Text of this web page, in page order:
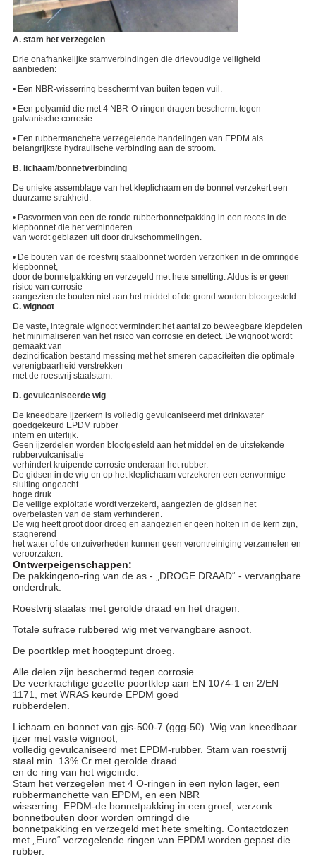
A. stam het verzegelen
Drie onafhankelijke stamverbindingen die drievoudige veiligheid
aanbieden:
• Een NBR-wisserring beschermt van buiten tegen vuil.
• Een polyamid die met 4 NBR-O-ringen dragen beschermt tegen
galvanische corrosie.
• Een rubbermanchette verzegelende handelingen van EPDM als
belangrijkste hydraulische verbinding aan de stroom.
B. lichaam/bonnetverbinding
De unieke assemblage van het kleplichaam en de bonnet verzekert een
duurzame strakheid:
• Pasvormen van een de ronde rubberbonnetpakking in een reces in de
klepbonnet die het verhinderen
van wordt geblazen uit door drukschommelingen.
• De bouten van de roestvrij staalbonnet worden verzonken in de omringde
klepbonnet,
door de bonnetpakking en verzegeld met hete smelting. Aldus is er geen
risico van corrosie
aangezien de bouten niet aan het middel of de grond worden blootgesteld.
C. wignoot
De vaste, integrale wignoot vermindert het aantal zo beweegbare klepdelen
het minimaliseren van het risico van corrosie en defect. De wignoot wordt
gemaakt van
dezincification bestand messing met het smeren capaciteiten die optimale
verenigbaarheid verstrekken
met de roestvrij staalstam.
D. gevulcaniseerde wig
De kneedbare ijzerkern is volledig gevulcaniseerd met drinkwater
goedgekeurd EPDM rubber
intern en uiterlijk.
Geen ijzerdelen worden blootgesteld aan het middel en de uitstekende
rubbervulcanisatie
verhindert kruipende corrosie onderaan het rubber.
De gidsen in de wig en op het kleplichaam verzekeren een eenvormige
sluiting ongeacht
hoge druk.
De veilige exploitatie wordt verzekerd, aangezien de gidsen het
overbelasten van de stam verhinderen.
De wig heeft groot door droeg en aangezien er geen holten in de kern zijn,
stagnerend
het water of de onzuiverheden kunnen geen verontreiniging verzamelen en
veroorzaken.
Ontwerpeigenschappen:
De pakkingeno-ring van de as - „DROGE DRAAD“ - vervangbare
onderdruk.
Roestvrij staalas met gerolde draad en het dragen.
Totale sufrace rubbered wig met vervangbare asnoot.
De poortklep met hoogtepunt droeg.
Alle delen zijn beschermd tegen corrosie.
De veerkrachtige gezette poortklep aan EN 1074-1 en 2/EN
1171, met WRAS keurde EPDM goed
rubberdelen.
Lichaam en bonnet van gjs-500-7 (ggg-50). Wig van kneedbaar
ijzer met vaste wignoot,
volledig gevulcaniseerd met EPDM-rubber. Stam van roestvrij
staal min. 13% Cr met gerolde draad
en de ring van het wigeinde.
Stam het verzegelen met 4 O-ringen in een nylon lager, een
rubbermanchette van EPDM, en een NBR
wisserring. EPDM-de bonnetpakking in een groef, verzonk
bonnetbouten door worden omringd die
bonnetpakking en verzegeld met hete smelting. Contactdozen
met „Euro“ verzegelende ringen van EPDM worden gepast die
rubber.